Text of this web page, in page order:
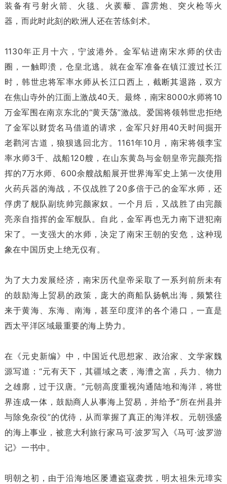
装备有弓射火箭、火毯、火蒺藜、霹雳炮、突火枪等火
器，而此时此刻的欧洲人还在苦练剑术。
1130年正月十六，宁波港外。金军钻进南宋水师的伏击
圈，一触即溃，仓皇北逃。就在金军准备在镇江渡过长江
时，韩世忠将军率水师从长江口西上，截断其退路，双方
在焦山寺外的江面上激战40天。最终，南宋8000水师将10
万金军围在南京东北的“黄天荡”激战。爱国将领韩世忠拒绝
了金军以财货名马借道的请求，金军只好用40天时间掘开
老鹳河古道，狼狈逃回北方。1161年10月，南宋将领李宝
率水师3千、战船120艘，在山东黄岛与金朝皇帝完颜亮指
挥的7万水师、600余艘战船展开世界海军史上第一次使用
火药兵器的海战，不仅战胜了20多倍于己的金军水师，还
俘虏了舰队副统帅完颜家奴。一个月后，又战胜了由完颜
亮亲自指挥的金军舰队。自此，金军再也无力南下进犯南
宋了。一支强大的水师，决定了南宋王朝的安危，这种现
象在中国历史上绝无仅有。
为了大力发展经济，南宋历代皇帝采取了一系列前所未有
的鼓励海上贸易的政策，庞大的商船队扬帆出海，频繁往
来于黄海、东海、南海，甚至印度洋的各个港口，一直是
西太平洋区域最重要的海上势力。
在《元史新编》中，中国近代思想家、政治家、文学家魏
源写道：“元有天下，其疆域之袤，海漕之富，兵力、物力
之雄廓，过于汉唐。”元朝高度重视沟通陆地和海洋，将世
界连成一体，鼓励商人从事海上贸易，并给予“所在州县并
与除免杂役”的优待，从而掌握了真正的海洋权。元朝强盛
的海上事业，被意大利旅行家马可·波罗写入《马可·波罗游
记》一书中。
明朝之初，由于沿海地区屡遭盗寇袭扰，明太祖朱元璋实